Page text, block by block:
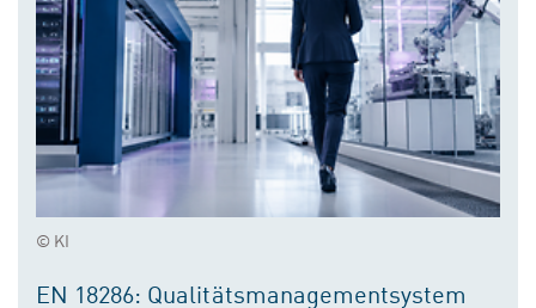
© KI
EN 18286: Qualitätsmanagementsystem